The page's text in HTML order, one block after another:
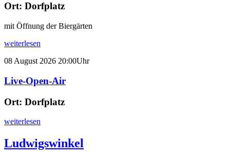
Ort: Dorfplatz
mit Öffnung der Biergärten
weiterlesen
08 August 2026 20:00Uhr
Live-Open-Air
Ort: Dorfplatz
weiterlesen
Ludwigswinkel